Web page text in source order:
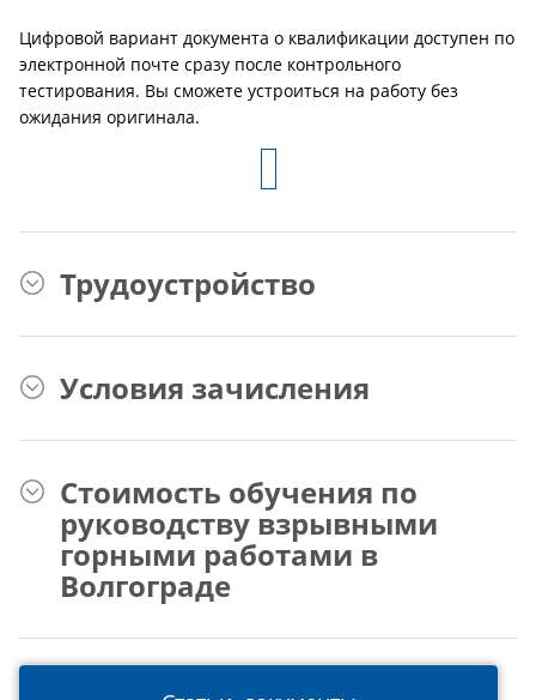
Цифровой вариант документа о квалификации доступен по
электронной почте сразу после контрольного
тестирования. Вы сможете устроиться на работу без
ожидания оригинала.
Трудоустройство
Условия зачисления
Стоимость обучения по
руководству взрывными
горными работами в
Волгограде